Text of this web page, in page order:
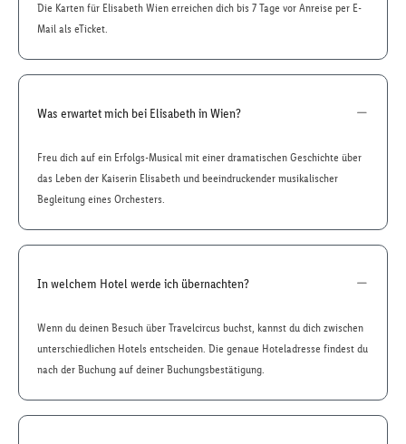
Die Karten für Elisabeth Wien erreichen dich bis 7 Tage vor Anreise per E-
Mail als eTicket.
Was erwartet mich bei Elisabeth in Wien?
Freu dich auf ein Erfolgs-Musical mit einer dramatischen Geschichte über
das Leben der Kaiserin Elisabeth und beeindruckender musikalischer
Begleitung eines Orchesters.
In welchem Hotel werde ich übernachten?
Wenn du deinen Besuch über Travelcircus buchst, kannst du dich zwischen
unterschiedlichen Hotels entscheiden. Die genaue Hoteladresse findest du
nach der Buchung auf deiner Buchungsbestätigung.